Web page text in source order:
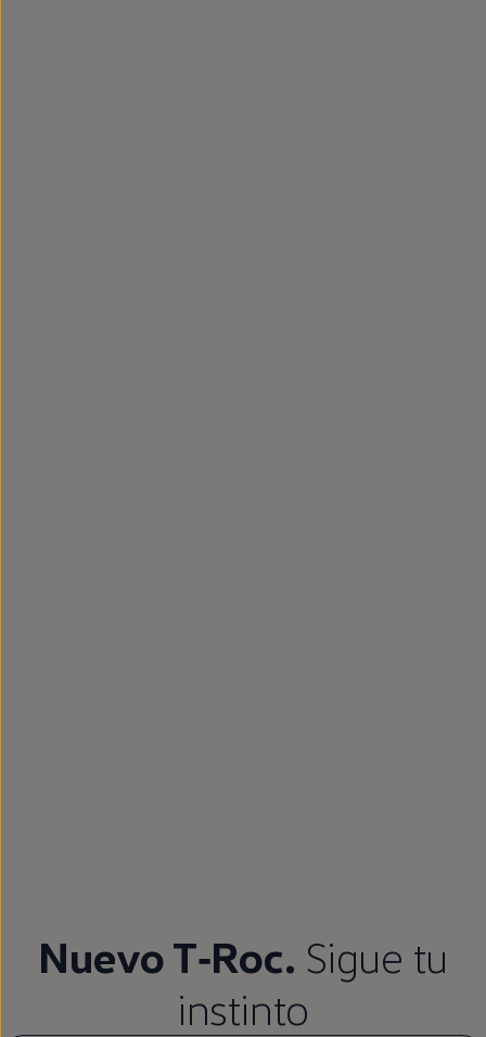
NuevoT‑Roc. Sigue tu
instinto